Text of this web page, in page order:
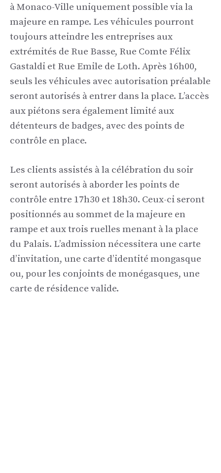
à Monaco-Ville uniquement possible via la
majeure en rampe. Les véhicules pourront
toujours atteindre les entreprises aux
extrémités de Rue Basse, Rue Comte Félix
Gastaldi et Rue Emile de Loth. Après 16h00,
seuls les véhicules avec autorisation préalable
seront autorisés à entrer dans la place. L’accès
aux piétons sera également limité aux
détenteurs de badges, avec des points de
contrôle en place.
Les clients assistés à la célébration du soir
seront autorisés à aborder les points de
contrôle entre 17h30 et 18h30. Ceux-ci seront
positionnés au sommet de la majeure en
rampe et aux trois ruelles menant à la place
du Palais. L’admission nécessitera une carte
d’invitation, une carte d’identité mongasque
ou, pour les conjoints de monégasques, une
carte de résidence valide.